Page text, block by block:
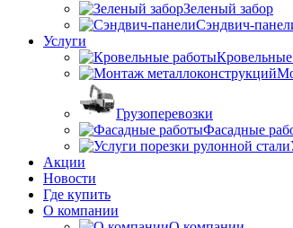
Зеленый забор
Сэндвич-
Услуги
Грузоперевозки
Фасадные
Акции
Новости
Где купить
О компании